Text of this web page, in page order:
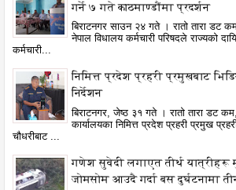
गर्ने ७ गते काठमाण्डौंमा प्रदर्शन
बिराटनगर साउन २४ गते । रातो तारा डट
नेपाल विधालय कर्मचारी परिषदले राज्यको
कर्मचारी...
निमित्त प्रदेश प्रहरी प्रमुखबाट
निर्देशन
बिराटनगर, जेष्ठ ३१ गते । रातो तारा डट
कार्यालयका निमित्त प्रदेश प्रहरी प्रमुख
चौधरीबाट ...
गणेश सुवेदी लगाएत तीर्थ यात्रीहरू
जोमसोम आउदै गर्दा बस दुर्घटनामा